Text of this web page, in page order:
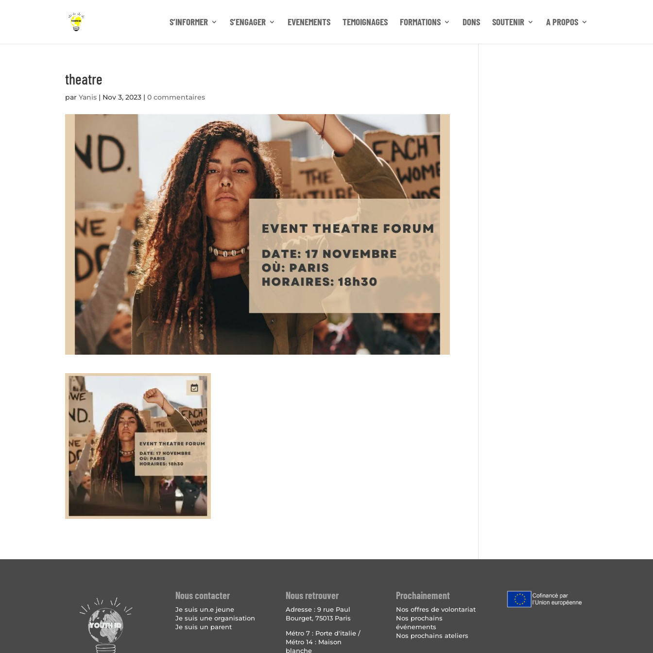
S’INFORMER S’ENGAGER EVENEMENTS TEMOIGNAGES FORMATIONS DONS SOUTENIR A PROPOS
theatre
parYanis | Nov 3, 2023 |0 commentaires
Nous contacter
Je suis un.e jeune
Je suis une organisation
Je suis un parent
Nous retrouver
Adresse :9 rue Paul
Bourget, 75013 Paris
Métro 7 : Porte d'italie /
Métro 14 : Maison
blanche
Prochainement
Nos offres de volontariat
Nos prochains
événements
Nos prochains ateliers